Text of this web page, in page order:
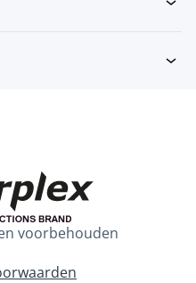
voorbehouden